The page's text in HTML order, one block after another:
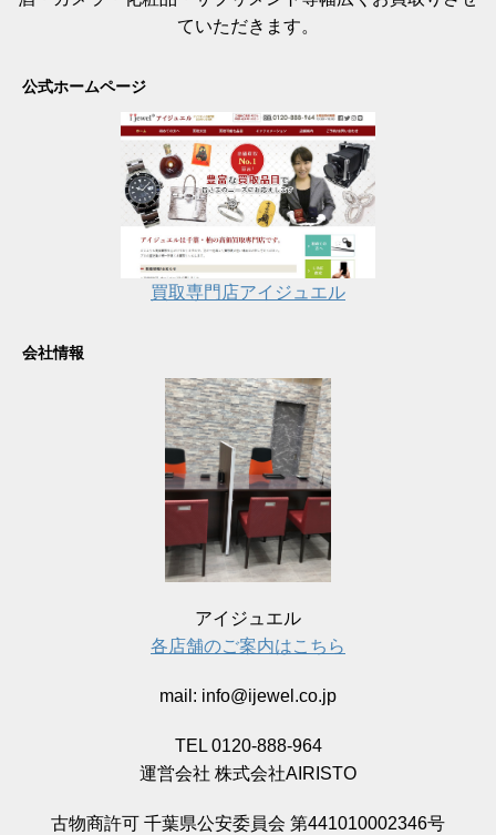
ていただきます。
公式ホームページ
買取専門店アイジュエル
会社情報
アイジュエル
各店舗のご案内はこちら
mail: info@ijewel.co.jp
TEL 0120-888-964
運営会社 株式会社AIRISTO
古物商許可 千葉県公安委員会 第441010002346号